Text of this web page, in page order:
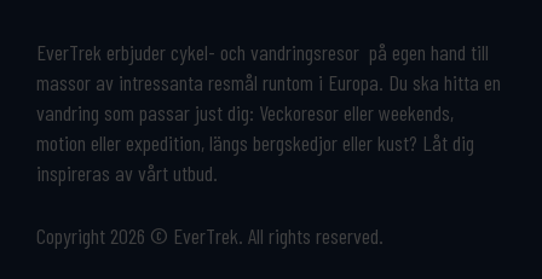
EverTrek erbjuder cykel- och vandringsresor på egen hand till
massor av intressanta resmål runtom i Europa. Du ska hitta en
vandring som passar just dig: Veckoresor eller weekends,
motion eller expedition, längs bergskedjor eller kust? Låt dig
inspireras av vårt utbud.
Copyright 2026 © EverTrek. All rights reserved.